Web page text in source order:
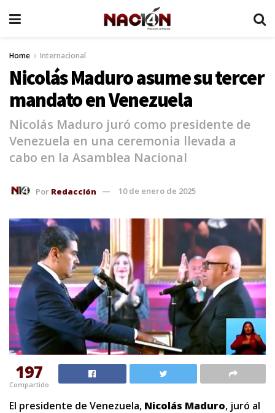
Home Internacional
Nicolás Maduro asume su tercer
mandato en Venezuela
Nicolás Maduro juró como presidente de
Venezuela en una ceremonia llevada a
cabo en la Asamblea Nacional
Por Redacción 10 de enero de 2025
197
Compartido
El presidente de Venezuela, Nicolás Maduro, juró al